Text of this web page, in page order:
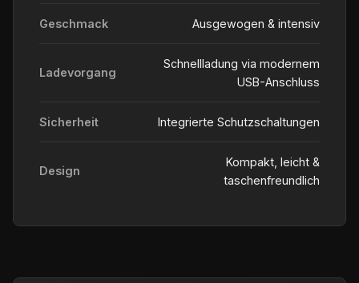
Geschmack Ausgewogen & intensiv
Ladevorgang
Schnellladung via modernem
USB-Anschluss
Sicherheit Integrierte Schutzschaltungen
Design
Kompakt, leicht &
taschenfreundlich